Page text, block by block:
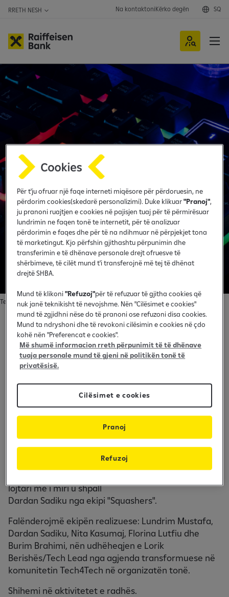
RRETH NESH Na kontaktoniKërko degën SQ
S
o
p
o
z
i
e
h
p
a
Tech4tech - Banners
E-sports CSGO turneu i parë
Një vikend krejt ndryshe i mblodhi 11 ekipe me
gjithsejt 55 lojtarë në qendrën e trajnimit “Genc
Loxha” në turneun e parë të organizuar ndonjëherë
në E-Sports CSGO. Përvec kolegëve pjesmarrës nga
fusha të ndryshme në bankë, turneun e vizituan
edhe një numër i madh i kolegëve, fansa të flakt të
Ekipi fitues i këtij turneu ishin “SHQYPONJAT” në
përbërje të Drin Shosholli,
lojtari më i miri u shpall
Dardan Sadiku nga ekipi "Squashers".
Falënderojmë ekipën realizuese: Lundrim Mustafa,
Dardan Sadiku, Nita Kasumaj, Florina Lutfiu dhe
Burim Brahimi, nën udhëheqjen e Lorik
Berishës/Tech Lead nga agjenda transformuese në
komunitetin Tech4Tech në organizatën tonë.
Shihemi në aktivitetet e radhës.
Për t'ju ofruar një faqe interneti miqësore për përdoruesin, ne
përdorim cookies(skedarë personalizimi). Duke klikuar"Pranoj",
ju pranoni ruajtjen e cookies në pajisjen tuaj për të përmirësuar
lundrimin ne faqen tonë te internetit, për të analizuar
përdorimin e faqes dhe për të na ndihmuar në përpjekjet tona
të marketingut. Kjo përfshin gjithashtu përpunimin dhe
transferimin e të dhënave personale drejt ofruesve të
shërbimeve, të cilët mund t'i transferojnë më tej të dhënat
drejtë SHBA.
Mund të klikoni"Refuzoj"për të refuzuar të gjitha cookies që
nuk janë teknikisht të nevojshme. Nën "Cilësimet e cookies"
mund të zgjidhni nëse do të pranoni ose refuzoni disa cookies.
Mund ta ndryshoni dhe të revokoni cilësimin e cookies në çdo
kohë nën "Preferencat e cookies".
Më shumë informacion rreth përpunimit të të dhënave
tuaja personale mund të gjeni në politikën tonë të
privatësisë.
Cilësimet e cookies
Refuzoj
Pranoj